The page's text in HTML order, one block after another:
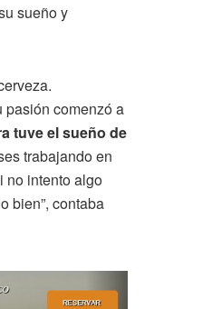
sueño y
pasión comenzó a
tuve el sueño de
trabajando en
no intento algo
bien”, contaba